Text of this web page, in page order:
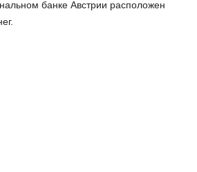
банке Австрии расположен